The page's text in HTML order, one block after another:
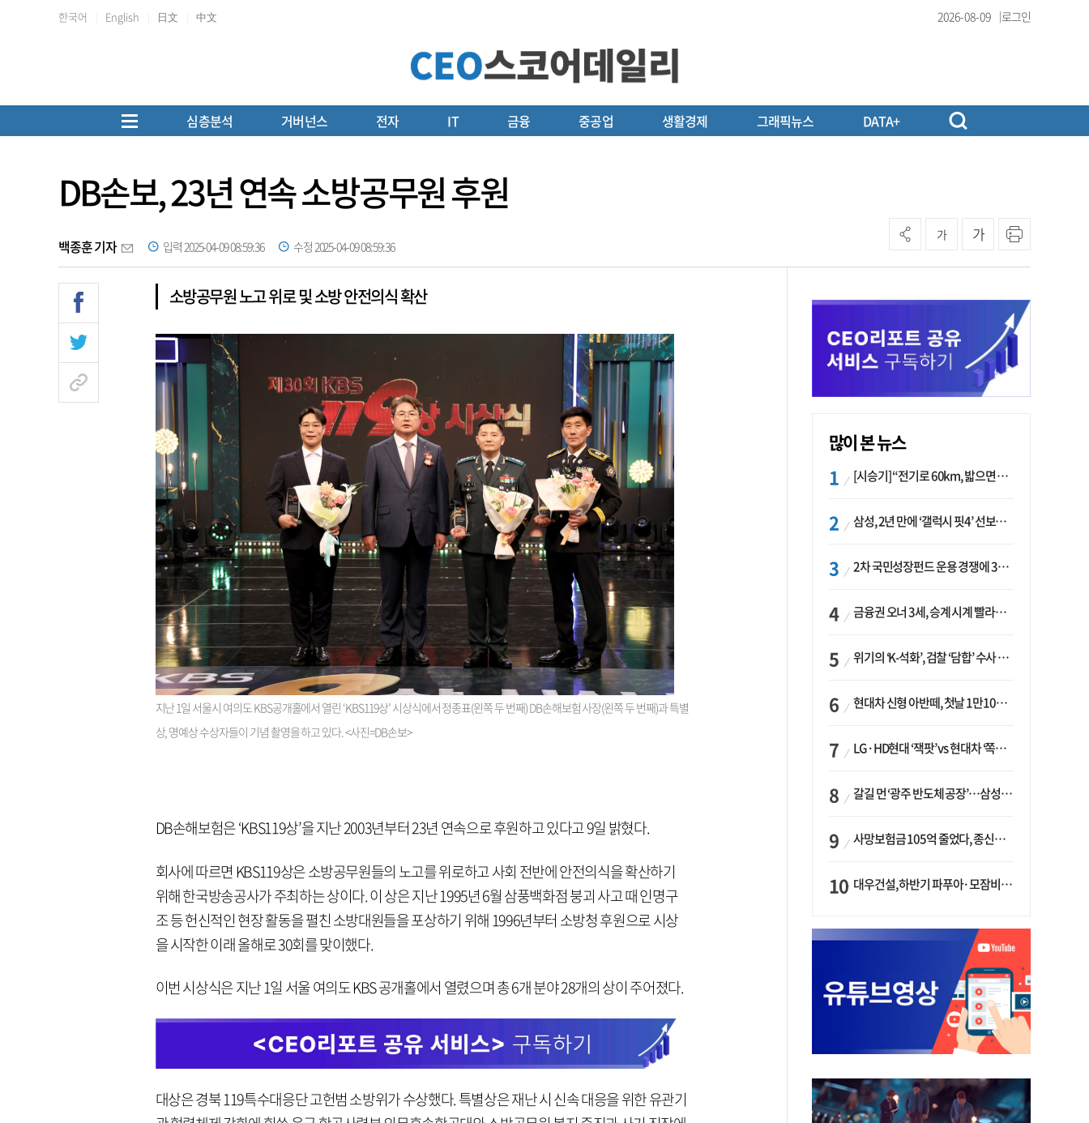
한국어 English 日文 中文 2026-08-09 로그인
심층분석 거버넌스 전자 IT 금융 중공업 생활경제 그래픽뉴스 DATA+
DB손보, 23년 연속 소방공무원 후원
백종훈 기자 입력 2025-04-09 08:59:36 수정 2025-04-09 08:59:36
가 가
소방공무원 노고 위로 및 소방 안전의식 확산
지난 1일 서울시 여의도 KBS공개홀에서 열린 ‘KBS119상’ 시상식에서 정종표(왼쪽 두 번째) DB손해보험 사장(왼쪽 두 번째)과 특별
상, 명예상 수상자들이 기념 촬영을 하고 있다. <사진=DB손보>
DB손해보험은 ‘KBS119상’을 지난 2003년부터 23년 연속으로 후원하고 있다고 9일 밝혔다.
회사에 따르면 KBS119상은 소방공무원들의 노고를 위로하고 사회 전반에 안전의식을 확산하기
위해 한국방송공사가 주최하는 상이다. 이 상은 지난 1995년 6월 삼풍백화점 붕괴 사고 때 인명구
조 등 헌신적인 현장 활동을 펼친 소방대원들을 포상하기 위해 1996년부터 소방청 후원으로 시상
을 시작한 이래 올해로 30회를 맞이했다.
이번 시상식은 지난 1일 서울 여의도 KBS 공개홀에서 열렸으며 총 6개 분야 28개의 상이 주어졌다.
대상은 경북 119특수대응단 고헌범 소방위가 수상했다. 특별상은 재난 시 신속 대응을 위한 유관기
많이 본 뉴스
[시승기] “전기로 60km, 밟으면 462마력”…볼보 XC60 T8의 두 얼굴
삼성, 2년 만에 ‘갤럭시 핏4’ 선보이나…웨어러블 생태계 확장 ‘시동’
2차 국민성장펀드 운용 경쟁에 33개사 몰렸다…신한·하나 등 새 얼굴 대거 합류
금융권 오너 3세, 승계 시계 빨라지나…한국투자 ‘속도’·미래에셋·메리츠는 ‘거리두기’
위기의 ‘K-석화’, 검찰 ‘담합’ 수사 착수…“LG·한화·롯데 등 7개 업체, 8개 제품 가격 담합”
현대차 신형 아반떼, 첫날 1만1094대 계약…역대 최고치 경신
LG·HD현대 ‘잭팟’ vs 현대차 ‘쪽박’…글로벌 사모펀드, 韓 대기업 투자 ‘희비’
갈길 먼 ‘광주 반도체 공장’…삼성·SK, ‘주 52시간제’ 규제 해소 ‘공방’
사망보험금 105억 줄었다, 종신보험·유동화 동시에 ‘주춤’…신한라이프는 401억 급증
대우건설, 하반기 파푸아·모잠비크 LNG 플랜트 수주 가시권…수주목표 27조로 샹향